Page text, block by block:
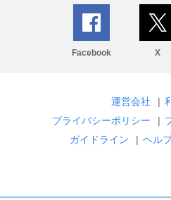
Facebook X
運営会社 |
プライバシーポリシー
|
ガイドライン
| ヘル